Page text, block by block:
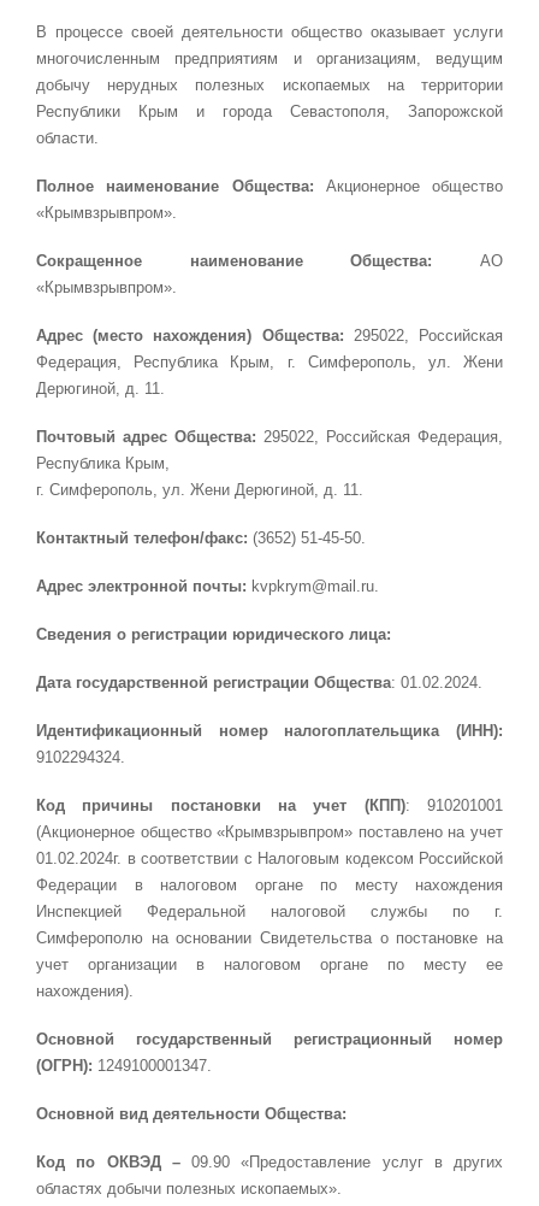
В процессе своей деятельности общество оказывает услуги
многочисленным предприятиям и организациям, ведущим
добычу нерудных полезных ископаемых на территории
Республики Крым и города Севастополя, Запорожской
области.
Полное наименование Общества: Акционерное общество
«Крымвзрывпром».
Сокращенное наименование Общества: АО
«Крымвзрывпром».
Адрес (место нахождения) Общества: 295022, Российская
Федерация, Республика Крым, г. Симферополь, ул. Жени
Дерюгиной, д. 11.
Почтовый адрес Общества: 295022, Российская Федерация,
Республика Крым,
г. Симферополь, ул. Жени Дерюгиной, д. 11.
Контактный телефон/факс: (3652) 51-45-50.
Адрес электронной почты: kvpkrym@mail.ru.
Сведения о регистрации юридического лица:
Дата государственной регистрации Общества: 01.02.2024.
Идентификационный номер налогоплательщика
(ИНН):
9102294324.
Код причины постановки на учет (КПП): 910201001
(Акционерное общество «Крымвзрывпром» поставлено на учет
01.02.2024г. в соответствии с Налоговым кодексом Российской
Федерации в налоговом органе по месту нахождения
Инспекцией Федеральной налоговой службы по г.
Симферополю на основании Свидетельства о постановке на
учет организации в налоговом органе по месту ее
нахождения).
Основной государственный регистрационный номер
(ОГРН): 1249100001347.
Основной вид деятельности Общества:
Код по ОКВЭД –09.90 «Предоставление услуг в других
областях добычи полезных ископаемых».